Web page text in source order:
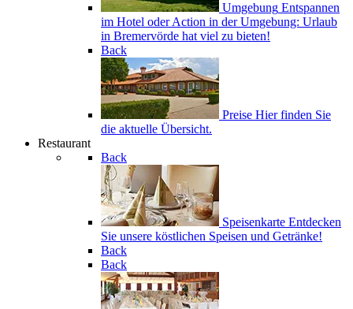
Umgebung Entspannen
im Hotel oder Action in der Umgebung: Urlaub
in Bremervörde hat viel zu bieten!
Back
Preise Hier finden Sie
die aktuelle Übersicht.
Restaurant
Back
Speisenkarte Entdecken
Sie unsere köstlichen Speisen und Getränke!
Back
Back